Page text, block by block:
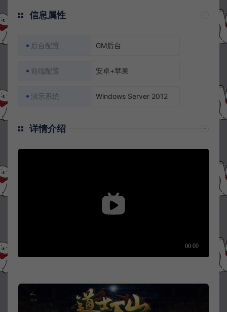
信息属性
后台配置 GM后台
前端配置 安卓+苹果
演示系统 Windows Server 2012
详情介绍